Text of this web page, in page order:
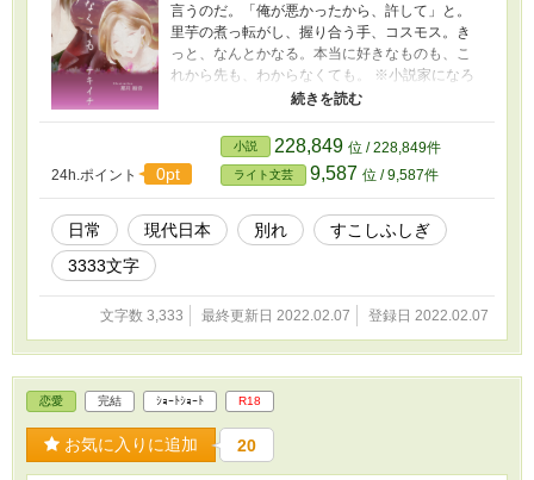
言うのだ。「俺が悪かったから、許して」と。
里芋の煮っ転がし、握り合う手、コスモス。き
っと、なんとかなる。本当に好きなものも、こ
れから先も、わからなくても。 ※小説家になろ
う、カクヨム、エブリスタでも公開していま
す。 ※表紙の素敵な絵は那月結音さん
（@natsuki_yuine）に描いていただきました。
24h.ポイント 0pt
小説 228,849 位 / 228,849件
ライト文芸 9,587 位 / 9,587件
日常 現代日本 別れ
すこしふしぎ
3333文字
文字数 3,333 最終更新日 2022.02.07 登録日 2022.02.07
恋愛 完結 ｼｮｰﾄｼｮｰﾄ R18
お気に入りに追加 20